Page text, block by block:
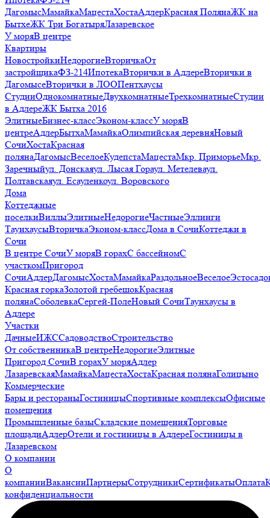
ДагомысМамайкаМацестаХостаАдлерКрасная ПолянаЖК на
БытхеЖК Три БогатыряЛазаревское
У моряВ центре
Квартиры
НовостройкиНедорогиеВторичкаОт
застройщикаФЗ-214ИпотекаВторички в АдлереВторички в
ДагомысеВторички в ЛООПентхаусы
СтудииОднокомнатныеДвухкомнатныеТрехкомнатныеСтудии
в АдлереЖК Бытха 2016
ЭлитныеБизнес-классЭконом-классУ моряВ
центреАдлерБытхаМамайкаОлимпийская деревняНовый
СочиХостаКрасная
полянаДагомысВеселоеКудепстаМацестаМкр. ПриморьеМкр.
Заречныйул. Донскаяул. Лысая Гораул. Метелеваул.
Полтавскаяул. Есауленкоул. Воровского
Дома
Коттеджные
поселкиВиллыЭлитныеНедорогиеЧастныеЭллинги
ТаунхаусыВторичкаЭконом-классДома в СочиКоттеджи в
Сочи
В центре СочиУ моряВ горахС бассейномС
участкомПригород
СочиАдлерДагомысХостаМамайкаРаздольноеВеселое
Красная горкаЗолотой гребешокКрасная
полянаСоболевкаСергей-ПолеНовый СочиТаунхаусы в
Адлере
Участки
ДачныеИЖССадоводствоСтроительство
От собственникаВ центреНедорогиеЭлитные
Пригород СочиВ горахУ моряАдлер
ЛазаревскаяМамайкаМацестаХостаКрасная полянаГолицыно
Коммерческие
Бары и рестораныГостиницыСпортивные комплексыОфисные
помещения
Промышленные базыСкладские помещенияТорговые
площадиАдлерОтели и гостиницы в АдлереГостиницы в
Лазаревском
О компании
О
компанииВакансииПартнерыСотрудникиСертификатыОплата
конфиденциальности